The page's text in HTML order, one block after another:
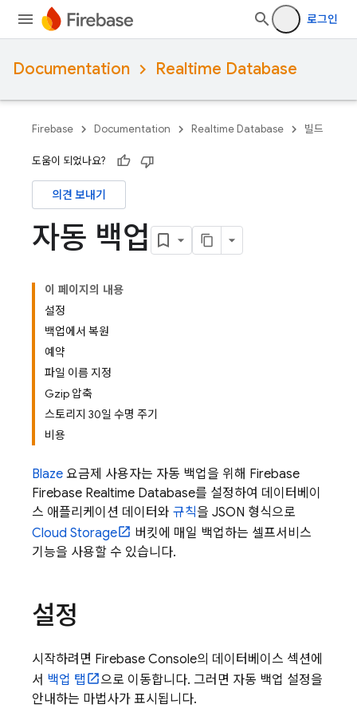
로그인
Documentation Realtime Database
Firebase Documentation Realtime Database 빌드
도움이 되었나요?
의견 보내기
자동 백업
이 페이지의 내용
설정
백업에서 복원
예약
파일 이름 지정
Gzip 압축
스토리지 30일 수명 주기
비용
Blaze 요금제 사용자는 자동 백업을 위해 Firebase
Firebase Realtime Database를 설정하여 데이터베이
스 애플리케이션 데이터와 규칙을 JSON 형식으로
Cloud Storage
버킷에 매일 백업하는 셀프서비스
기능을 사용할 수 있습니다.
설정
시작하려면 Firebase Console의 데이터베이스 섹션에
서 백업 탭
으로 이동합니다. 그러면 자동 백업 설정을
안내하는 마법사가 표시됩니다.